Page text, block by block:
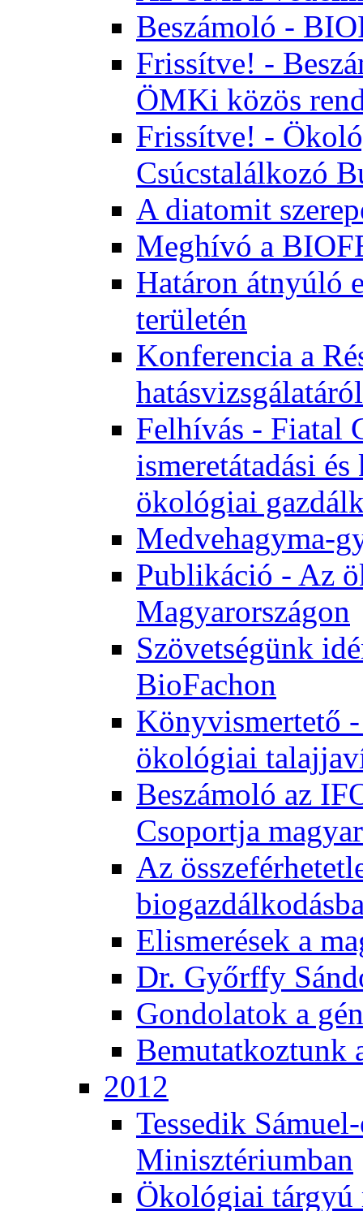
Beszámoló -
Frissítve! -
ÖMKi közös
Frissítve! -
Csúcstalálkozó
A diatomit
Meghívó a
Határon átnyúló
területén
Konferencia a
hatásvizsgálatáról
Felhívás - Fiatal
ismeretátadási
ökológiai
Medvehagyma-
Publikáció - Az
Magyarországon
Szövetségünk
BioFachon
Könyvismertető
ökológiai
Beszámoló az
Csoportja
Az
Elismerések a
Dr. Győrffy
Gondolatok a
Bemutatkoztunk
2012
Tessedik
Minisztériumban
Ökológiai tárgyú